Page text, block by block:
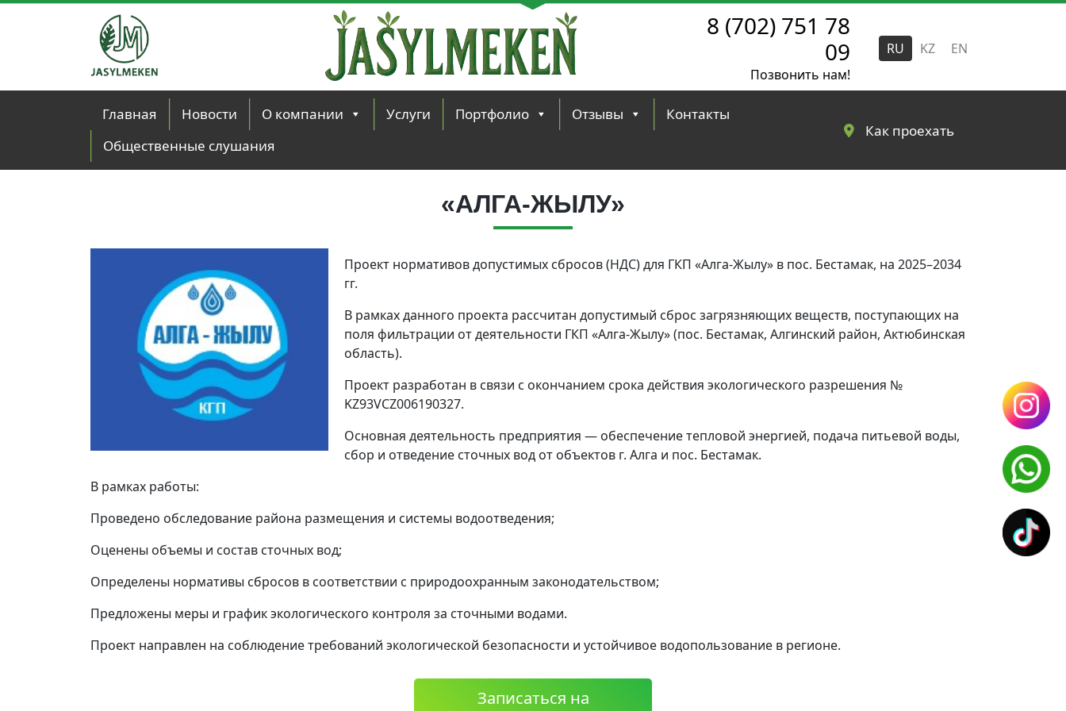
Skip to main content
8 (702) 751 78
09
Позвонить нам!
RU KZ EN
Главная Новости О компании Услуги Портфолио Отзывы
Контакты
Общественные слушания
Как проехать
«АЛГА-ЖЫЛУ»
Проект нормативов допустимых сбросов (НДС) для ГКП «Алга-Жылу» в пос. Бестамак, на 2025–2034
гг.
В рамках данного проекта рассчитан допустимый сброс загрязняющих веществ, поступающих на
поля фильтрации от деятельности ГКП «Алга-Жылу» (пос. Бестамак, Алгинский район, Актюбинская
область).
Проект разработан в связи с окончанием срока действия экологического разрешения №
KZ93VCZ006190327.
Основная деятельность предприятия — обеспечение тепловой энергией, подача питьевой воды,
сбор и отведение сточных вод от объектов г. Алга и пос. Бестамак.
В рамках работы:
Проведено обследование района размещения и системы водоотведения;
Оценены объемы и состав сточных вод;
Определены нормативы сбросов в соответствии с природоохранным законодательством;
Предложены меры и график экологического контроля за сточными водами.
Проект направлен на соблюдение требований экологической безопасности и устойчивое водопользование в регионе.
Записаться на